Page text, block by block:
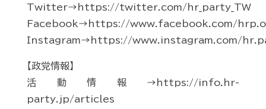
Twitter→https://twitter.com/hr_party_TW
Facebook→https://www.facebook.com/
Instagram→https://www.instagram.com/
【政党情報】
活動情報→https://info.hr-
party.jp/articles